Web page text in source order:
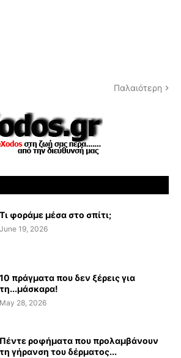
Παλαιότερη
Τι φοράμε μέσα στο σπίτι;
June 19, 2026
10 πράγματα που δεν ξέρεις για
τη...μάσκαρα!
May 28, 2026
Πέντε ροφήματα που προλαμβάνουν
τη γήρανση του δέρματος...